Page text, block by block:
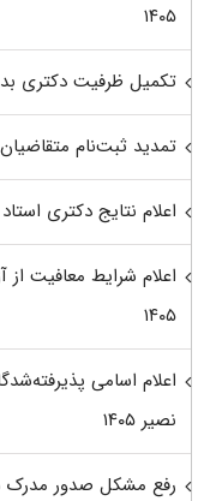
۱۴۰۵
تکمیل ظرفیت دکتری
تمدید ثبت‌نام متقاضیان
اعلام نتایج دکتری
اعلام شرایط معافیت
۱۴۰۵
اعلام اسامی
نصیر ۱۴۰۵
رفع مشکل صدور مدرک